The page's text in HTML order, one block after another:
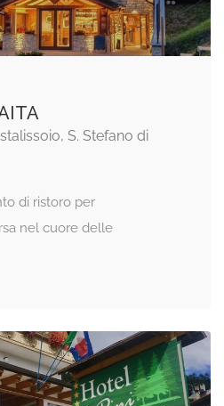
S. Stefano di
di ristoro per
nel cuore delle